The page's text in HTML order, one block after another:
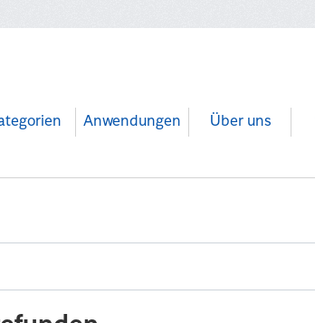
Anwendungen Über uns